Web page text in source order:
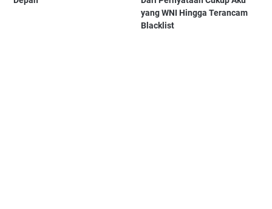
yang WNI Hingga Terancam
Blacklist